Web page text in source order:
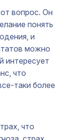
вопрос. Он
понять
и
можно
интересует
что
таки более
что